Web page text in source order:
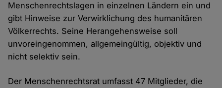
Menschenrechtslagen in einzelnen Ländern ein und
gibt Hinweise zur Verwirklichung des humanitären
Völkerrechts. Seine Herangehensweise soll
unvoreingenommen, allgemeingültig, objektiv und
nicht selektiv sein.
Der Menschenrechtsrat umfasst 47 Mitglieder, die